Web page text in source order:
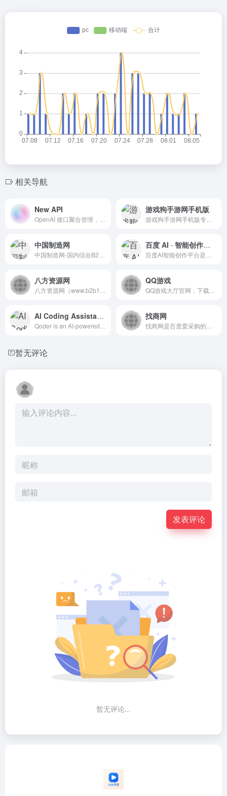
相关导航
New API 游戏狗手游网手机版
中国制造网 百度 AI · 智能创作平台
八方资源网 QQ游戏
AI Coding Assistant-Qoder 找商网
暂无评论
发表评论
暂无评论...